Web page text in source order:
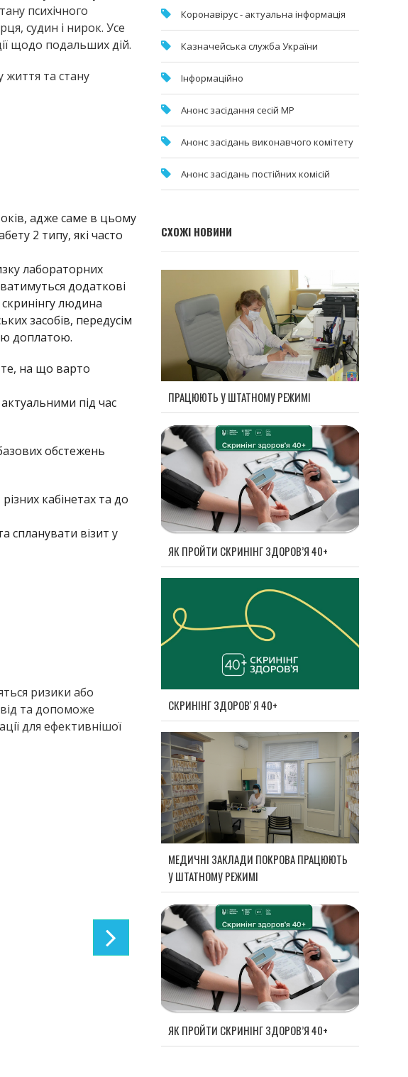
психічного
судин і нирок. Усе
щодо подальших дій.
життя та стану
адже саме в цьому
2 типу, які часто
лабораторних
додаткові
людина
засобів, передусім
доплатою.
те, на що варто
під час
обстежень
кабінетах та до
спланувати візит у
ризики або
та допоможе
для ефективнішої
Коронавірус - актуальна інформація
Казначейська служба України
Інформаційно
Анонс засідання сесій МР
Анонс засідань виконавчого комітету
Анонс засідань постійних комісій
СХОЖІ НОВИНИ
ПРАЦЮЮТЬ У ШТАТНОМУ РЕЖИМІ
ЯК ПРОЙТИ СКРИНІНГ ЗДОРОВ’Я 40+
СКРИНІНГ ЗДОРОВʼЯ 40+
МЕДИЧНІ ЗАКЛАДИ ПОКРОВА ПРАЦЮЮТЬ
У ШТАТНОМУ РЕЖИМІ
ЯК ПРОЙТИ СКРИНІНГ ЗДОРОВ’Я 40+